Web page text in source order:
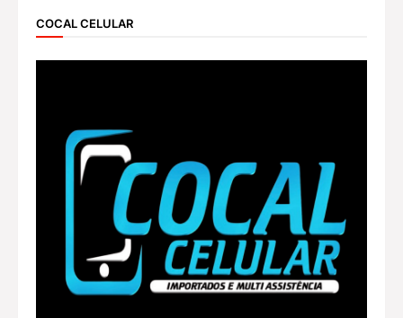
COCAL CELULAR